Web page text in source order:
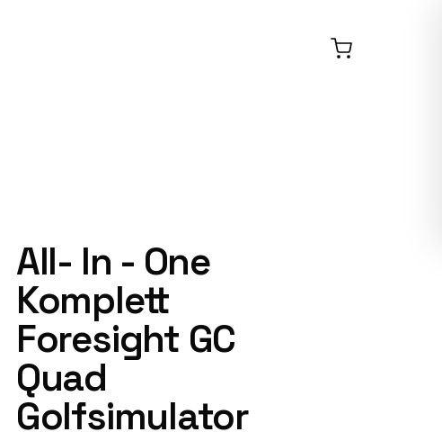
All- In - One
Komplett
Foresight GC
Quad
Golfsimulator